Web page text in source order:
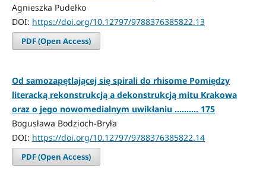
Agnieszka Pudełko
DOI: https://doi.org/10.12797/9788376385822.13
PDF (Open Access)
Od samozapętlającej się spirali do rhisome Pomiędzy
literacką rekonstrukcją a dekonstrukcją mitu Krakowa
oraz o jego nowomedialnym uwikłaniu .......... 175
Bogusława Bodzioch-Bryła
DOI: https://doi.org/10.12797/9788376385822.14
PDF (Open Access)